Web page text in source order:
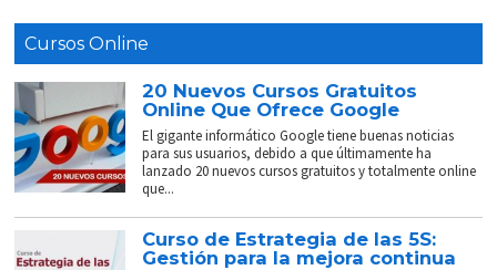
Cursos Online
20 Nuevos Cursos Gratuitos
Online Que Ofrece Google
El gigante informático Google tiene buenas noticias
para sus usuarios, debido a que últimamente ha
lanzado 20 nuevos cursos gratuitos y totalmente online
que...
Curso de Estrategia de las 5S:
Gestión para la mejora continua